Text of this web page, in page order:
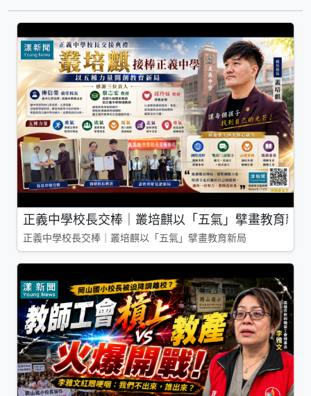
正義中學校長交棒｜叢培麒以「五氣」擘畫教育新局
正義中學校長交棒｜叢培麒以「五氣」擘畫教育新局